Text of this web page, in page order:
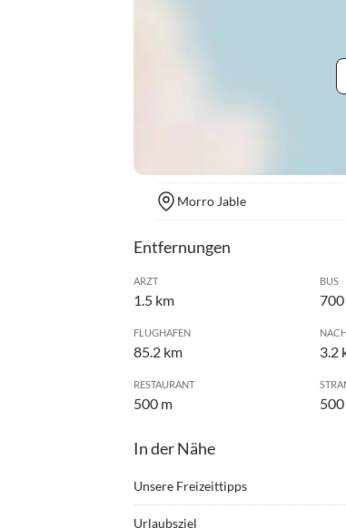
Morro Jable
Entfernungen
ARZT
1.5 km
BUS
700
FLUGHAFEN
85.2 km 3.2
RESTAURANT
500 m
In der Nähe
Unsere Freizeittipps
Urlaubsziel